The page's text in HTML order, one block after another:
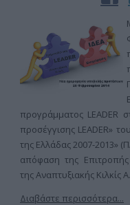
προγράμματος LEADER
προσέγγισης LEADER»
της Ελλάδας 2007-2013»
απόφαση της Επιτροπής
της Αναπτυξιακής Κιλκίς
Διαβάστε περισσότερα...